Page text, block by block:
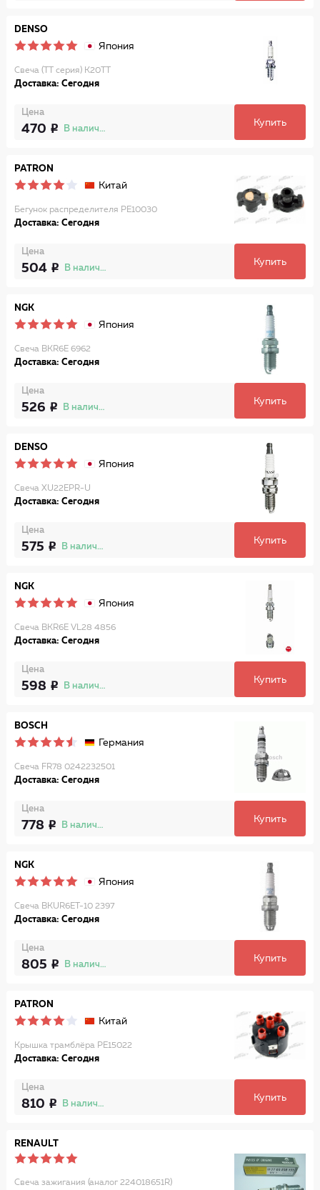
DENSO
Япония
Свеча (TT серия) K20TT
Доставка: Сегодня
Цена
470 В наличии
Купить
PATRON
Китай
Бегунок распределителя PE10030
Доставка: Сегодня
Цена
504 В наличии
Купить
NGK
Япония
Свеча BKR6E 6962
Доставка: Сегодня
Цена
526 В наличии
Купить
DENSO
Япония
Свеча XU22EPR-U
Доставка: Сегодня
Цена
575 В наличии
Купить
NGK
Япония
Свеча BKR6E VL28 4856
Доставка: Сегодня
Цена
598 В наличии
Купить
BOSCH
Германия
Свеча FR78 0242232501
Доставка: Сегодня
Цена
778 В наличии
Купить
NGK
Япония
Свеча BKUR6ET-10 2397
Доставка: Сегодня
Цена
805 В наличии
Купить
PATRON
Китай
Крышка трамблёра PE15022
Доставка: Сегодня
Цена
810 В наличии
Купить
RENAULT
Свеча зажигания (аналог 224018651R)